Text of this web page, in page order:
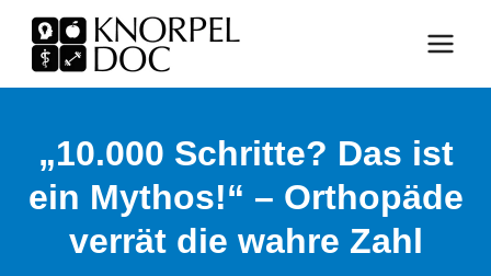
Inhalt
springen
„10.000 Schritte? Das ist
ein Mythos!“ – Orthopäde
verrät die wahre Zahl